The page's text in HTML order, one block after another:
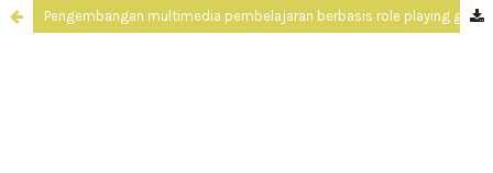
Pengembangan multimedia pembelajaran berbasis role playing games (RPG) pada materi lingkaran untuk siswa SMP/MTs kelas VIII